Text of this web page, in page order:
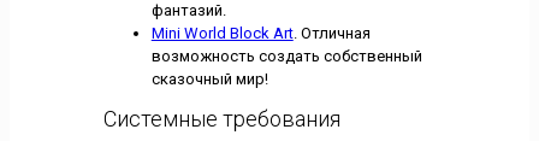
фантазий.
Mini World Block Art. Отличная
возможность создать собственный
сказочный мир!
Системные требования